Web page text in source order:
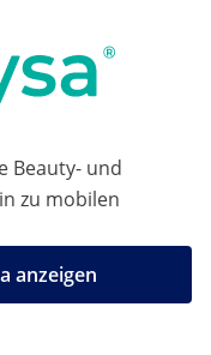
Beauty- und
zu mobilen
anzeigen